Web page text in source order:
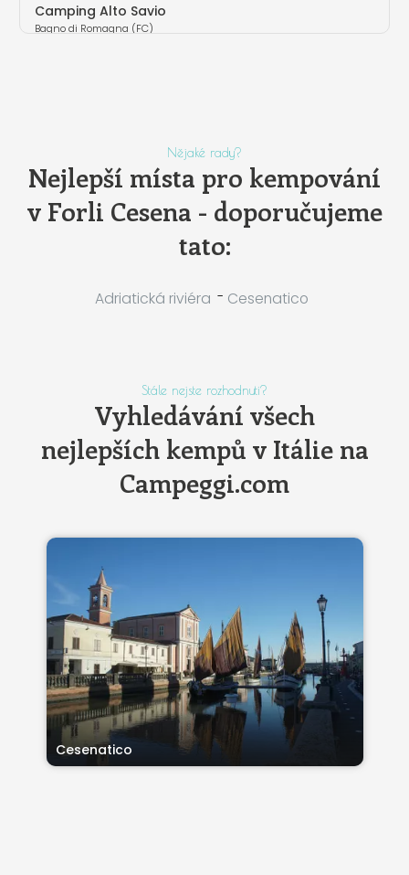
Camping Alto Savio
Bagno di Romagna (FC)
Nějaké rady?
Nejlepší místa pro kempování
v Forli Cesena - doporučujeme
tato:
Adriatická riviéra - Cesenatico
Stále nejste rozhodnuti?
Vyhledávání všech
nejlepších kempů v Itálie na
Campeggi.com
Cesenatico